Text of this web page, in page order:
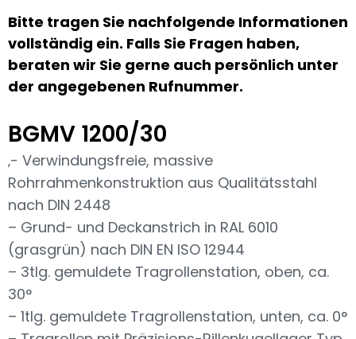
Bitte tragen Sie nachfolgende Informationen
vollständig ein. Falls Sie Fragen haben,
beraten wir Sie gerne auch persönlich unter
der angegebenen Rufnummer.
BGMV 1200/30
‚- Verwindungsfreie, massive
Rohrrahmenkonstruktion aus Qualitätsstahl
nach DIN 2448
– Grund- und Deckanstrich in RAL 6010
(grasgrün) nach DIN EN ISO 12944
– 3tlg. gemuldete Tragrollenstation, oben, ca.
30°
– 1tlg. gemuldete Tragrollenstation, unten, ca. 0°